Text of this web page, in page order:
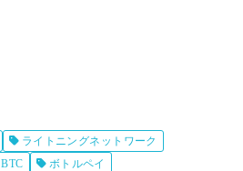
ライトニングネットワーク
BTC ボトルペイ